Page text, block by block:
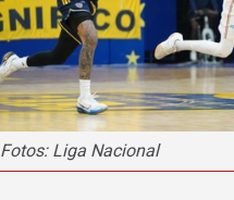
Fotos: Liga Nacional